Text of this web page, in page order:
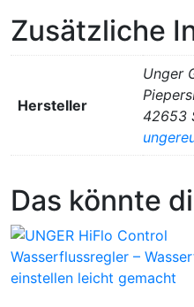
Zusätzliche
Hersteller
Unger
42653
Das könnte